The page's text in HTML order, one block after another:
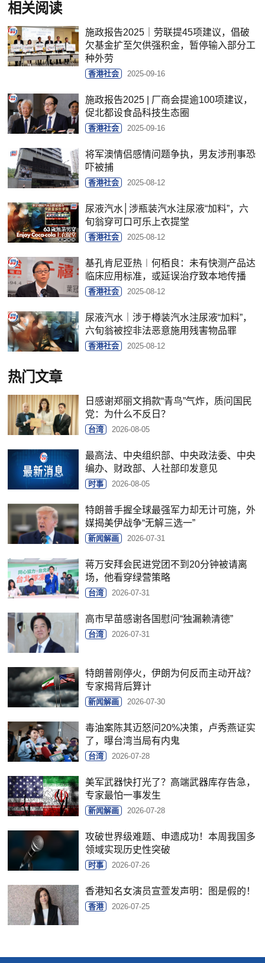
相关阅读
施政报告2025｜劳联提45项建议，倡破
欠基金扩至欠供强积金，暂停输入部分工
种外劳
香港社会 2025-09-16
施政报告2025 | 厂商会提逾100项建议，
促北都设食品科技生态圈
香港社会 2025-09-16
将军澳情侣感情问题争执，男友涉刑事恐
吓被捕
香港社会 2025-08-12
尿液汽水│涉瓶装汽水注尿液“加料”，六
旬翁穿可口可乐上衣提堂
香港社会 2025-08-12
基孔肯尼亚热︱何栢良：未有快测产品达
临床应用标准，或延误治疗致本地传播
香港社会 2025-08-12
尿液汽水｜涉于樽装汽水注尿液“加料”，
六旬翁被控非法恶意施用残害物品罪
香港社会 2025-08-12
热门文章
日感谢郑丽文捐款“青鸟”气炸，质问国民
党：为什么不反日？
台湾 2026-08-05
最高法、中央组织部、中央政法委、中央
编办、财政部、人社部印发意见
时事 2026-08-05
特朗普手握全球最强军力却无计可施，外
媒揭美伊战争“无解三选一”
新闻解画 2026-07-31
蒋万安拜会民进党团不到20分钟被请离
场，他看穿绿营策略
台湾 2026-07-31
高市早苗感谢各国慰问“独漏赖清德”
台湾 2026-07-31
特朗普刚停火，伊朗为何反而主动开战？
专家揭背后算计
新闻解画 2026-07-30
毒油案陈其迈怒问20%决策，卢秀燕证实
了，曝台湾当局有内鬼
台湾 2026-07-28
美军武器快打光了？高端武器库存告急，
专家最怕一事发生
新闻解画 2026-07-28
攻破世界级难题、申遗成功！本周我国多
领域实现历史性突破
时事 2026-07-26
香港知名女演员宣萱发声明：图是假的！
香港 2026-07-25